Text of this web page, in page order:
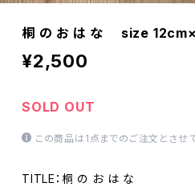
桐 の お は な size
¥2,500
SOLD OUT
この商品は1点までのご注文とさせ
TITLE：桐 の お は な